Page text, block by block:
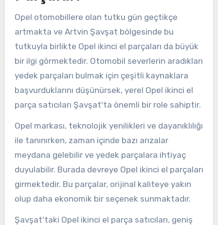
Opel otomobillere olan tutku gün geçtikçe
artmakta ve Artvin Şavşat bölgesinde bu
tutkuyla birlikte Opel ikinci el parçaları da büyük
bir ilgi görmektedir. Otomobil severlerin aradıkları
yedek parçaları bulmak için çeşitli kaynaklara
başvurduklarını düşünürsek, yerel Opel ikinci el
parça satıcıları Şavşat'ta önemli bir role sahiptir.
Opel markası, teknolojik yenilikleri ve dayanıklılığı
ile tanınırken, zaman içinde bazı arızalar
meydana gelebilir ve yedek parçalara ihtiyaç
duyulabilir. Burada devreye Opel ikinci el parçaları
girmektedir. Bu parçalar, orijinal kaliteye yakın
olup daha ekonomik bir seçenek sunmaktadır.
Şavşat'taki Opel ikinci el parça satıcıları, geniş